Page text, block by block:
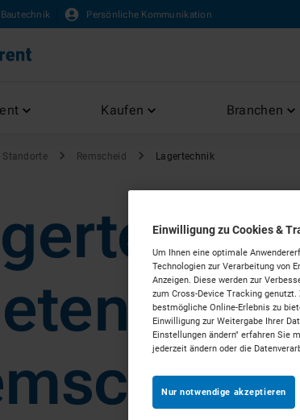
Persönliche Kommunikation
Kaufen Branchen
Standorte Remscheid Lagertechnik
in
Einwilligung zu Cookies &
Um Ihnen eine optimale
Technologien zur Verarbeitung von
Anzeigen. Diese werden zur
zum Cross-Device Tracking
bestmögliche Online-Erlebnis zu
Einwilligung zur Weitergabe Ihrer
Einstellungen ändern" erfahren Sie
jederzeit ändern oder die
Nur notwendige akzeptieren